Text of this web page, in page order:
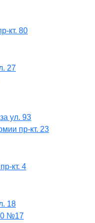
кт. 80
27
ул. 93
пр-кт. 23
кт. 4
18
№17